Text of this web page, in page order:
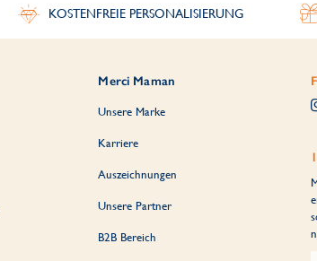
KOSTENFREIE PERSONALISIERUNG
Merci Maman
Unsere Marke
Karriere
Auszeichnungen
Unsere Partner
B2B Bereich